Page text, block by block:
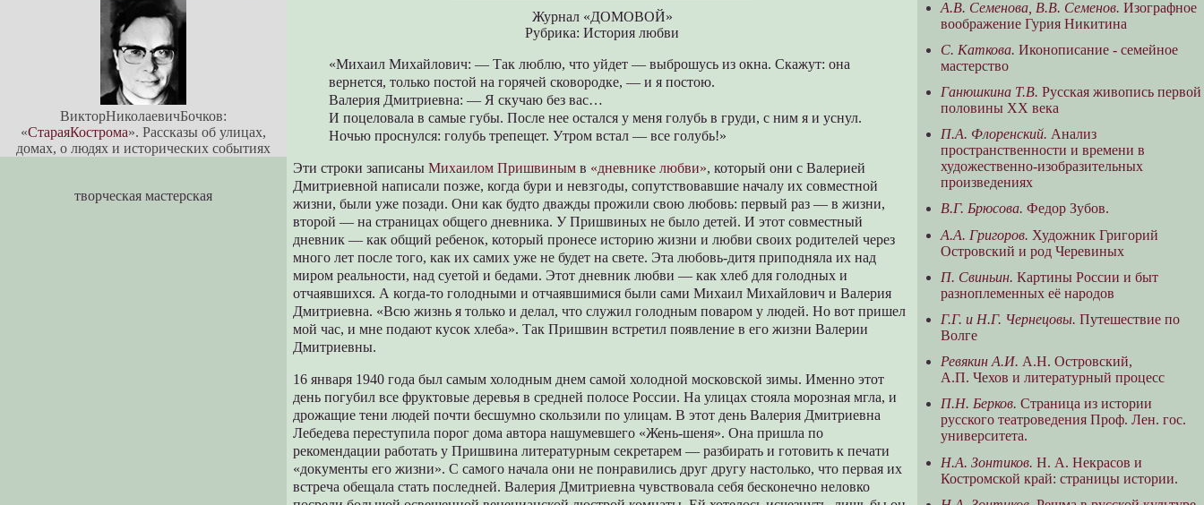
Журнал «ДОМОВОЙ»
Рубрика: История любви
«Михаил Михайлович: — Так люблю, что уйдет — выброшусь из окна. Скажут: она
вернется, только постой на горячей сковородке, — и я постою.
Валерия Дмитриевна: — Я скучаю без вас…
И поцеловала в самые губы. После нее остался у меня голубь в груди, с ним я и уснул.
Ночью проснулся: голубь трепещет. Утром встал — все голубь!»
Эти строки записаныМихаилом Пришвиным в «дневнике любви», который они с Валерией
Дмитриевной написали позже, когда бури и невзгоды, сопутствовавшие началу их совместной
жизни, были уже позади. Они как будто дважды прожили свою любовь: первый раз — в жизни,
второй — на страницах общего дневника. У Пришвиных не было детей. И этот совместный
дневник — как общий ребенок, который пронесе историю жизни и любви своих родителей через
много лет после того, как их самих уже не будет на свете. Эта любовь-дитя приподняла их над
миром реальности, над суетой и бедами. Этот дневник любви — как хлеб для голодных и
отчаявшихся. А когда-то голодными и отчаявшимися были сами Михаил Михайлович и Валерия
Дмитриевна. «Всю жизнь я только и делал, что служил голодным поваром у людей. Но вот пришел
мой час, и мне подают кусок хлеба». Так Пришвин встретил появление в его жизни Валерии
Дмитриевны.
16 января 1940 года был самым холодным днем самой холодной московской зимы. Именно этот
день погубил все фруктовые деревья в средней полосе России. На улицах стояла морозная мгла, и
дрожащие тени людей почти бесшумно скользили по улицам. В этот день Валерия Дмитриевна
Лебедева переступила порог дома автора нашумевшего «Жень-шеня». Она пришла по
рекомендации работать у Пришвина литературным секретарем — разбирать и готовить к печати
«документы его жизни». С самого начала они не понравились друг другу настолько, что первая их
встреча обещала стать последней. Валерия Дмитриевна чувствовала себя бесконечно неловко
ВикторНиколаевичБочков:
«СтараяКострома». Рассказы об улицах,
домах, о людях и исторических событиях
творческая мастерская
А.В. Семенова, В.В. Семенов. Изографное
воображение Гурия Никитина
С. Каткова. Иконописание - семейное
мастерство
Ганюшкина Т.В. Русская живопись первой
половины XX века
П.А. Флоренский. Анализ
пространственности и времени в
художественно-изобразительных
произведениях
В.Г. Брюсова. Федор Зубов.
А.А. Григоров. Художник Григорий
Островский и род Черевиных
П. Свиньин. Картины России и быт
разноплеменных её народов
Г.Г. и Н.Г. Чернецовы. Путешествие по
Волге
Ревякин А.И. А.Н. Островский,
А.П. Чехов и литературный процесс
П.Н. Берков. Страница из истории
русского театроведения Проф. Лен. гос.
университета.
Н.А. Зонтиков. Н. А. Некрасов и
Костромской край: страницы истории.